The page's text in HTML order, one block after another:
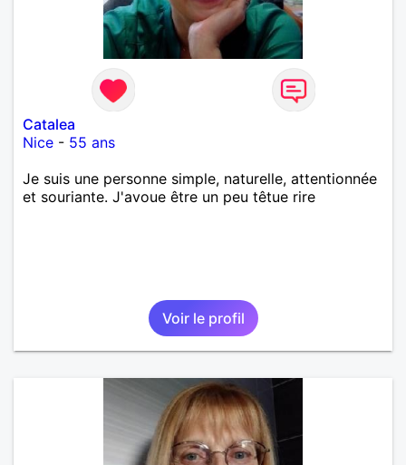
Catalea
Nice - 55 ans
Je suis une personne simple, naturelle, attentionnée
et souriante. J'avoue être un peu têtue rire
Voir le profil